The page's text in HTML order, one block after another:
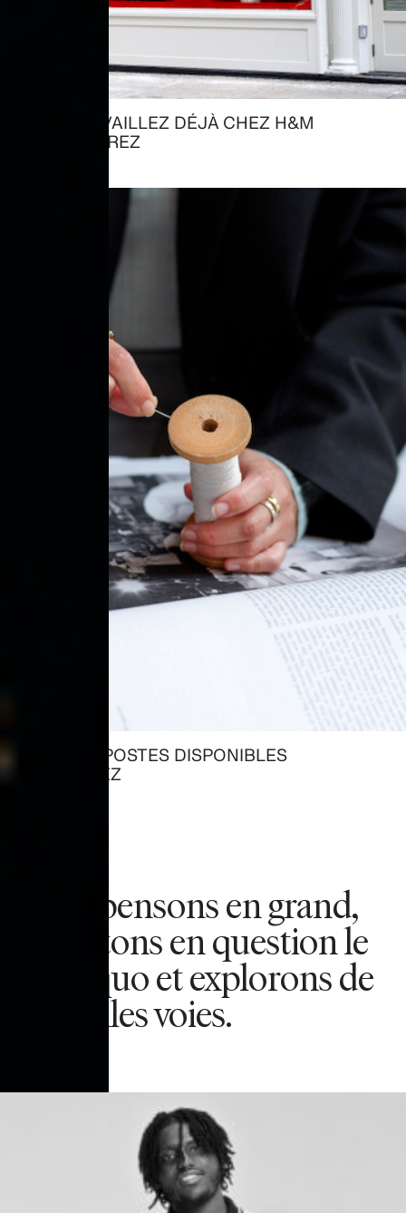
VOUS TRAVAILLEZ DÉJÀ CHEZ H&M
→ DÉCOUVREZ
TOUS LES POSTES DISPONIBLES
→ EXPLOREZ
Nous pensons en grand,
remettons en question le
statu quo et explorons de
nouvelles voies.